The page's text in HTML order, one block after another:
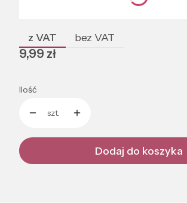
Poszczególne warianty mogą różnić się ceną
z VAT bez VAT
Cena
9,99 zł
Ilość
szt.
Dodaj do koszyka